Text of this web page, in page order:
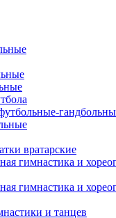
вратарские
гимнастика и
гимнастика и
и танцев